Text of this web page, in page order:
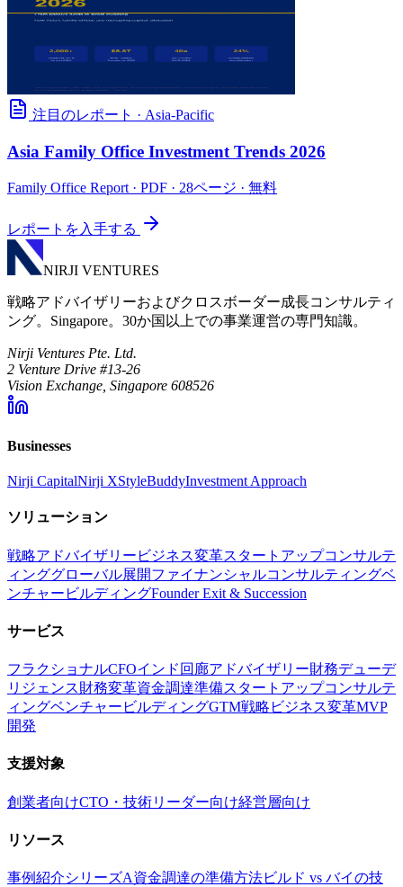
注目のレポート · Asia-Pacific
Asia Family Office Investment Trends 2026
Family Office Report · PDF · 28ページ · 無料
レポートを入手する
NIRJI VENTURES
戦略アドバイザリーおよびクロスボーダー成長コンサルティ
ング。Singapore。30か国以上での事業運営の専門知識。
Nirji Ventures Pte. Ltd.
2 Venture Drive #13-26
Vision Exchange, Singapore 608526
Businesses
Nirji CapitalNirji XStyleBuddyInvestment Approach
ソリューション
戦略アドバイザリー ビジネス変革スタートアップコンサルテ
ィンググローバル展開ファイナンシャルコンサルティングベ
ンチャービルディングFounder Exit & Succession
サービス
フラクショナルCFOインド回廊アドバイザリー財務デューデ
リジェンス財務変革資金調達準備スタートアップコンサルテ
ィングベンチャービルディングGTM戦略 ビジネス変革MVP
開発
支援対象
創業者向けCTO・技術リーダー向け経営層向け
リソース
事例紹介シリーズA資金調達の準備方法ビルド vs バイの技